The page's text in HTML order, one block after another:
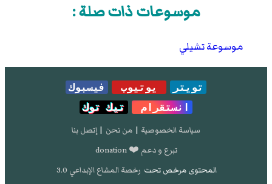
موسوعات ذات صلة :
موسوعة تشيلي
تويتر يوتيوب
فيسبوك
انستقرام
تيك توك
سياسة الخصوصية | من نحن | إتصل بنا
تبرع و دعم ❤️ donation
المحتوى مرخص تحت رخصة المشاع الإبداعي 3.0